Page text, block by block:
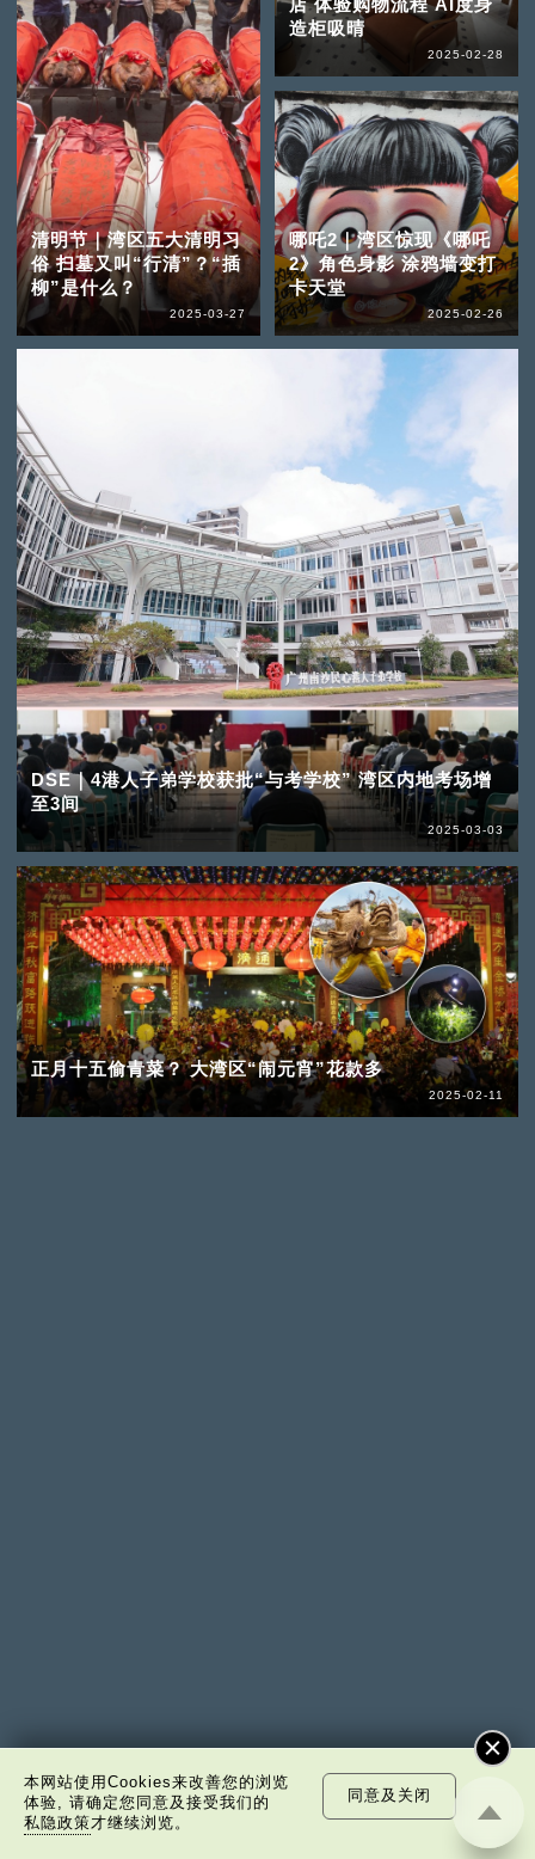
清明节｜湾区五大清明习
俗 扫墓又叫“行清”？“插
柳”是什么？
2025-03-27
DSE｜4港人子弟学校获批“与考学校” 湾区内地考场增
至3间
2025-03-03
店 体验购物流程 AI度身
造柜吸晴
2025-02-28
哪吒2｜湾区惊现《哪吒
2》角色身影 涂鸦墙变打
卡天堂
2025-02-26
正月十五偷青菜？ 大湾区“闹元宵”花款多
2025-02-11
本网站使用Cookies来改善您的浏览
体验, 请确定您同意及接受我们的
私隐政策才继续浏览。
同意及关闭